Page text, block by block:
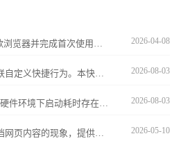
2026-04-08
2026-08-03
2026-08-03
2026-05-10